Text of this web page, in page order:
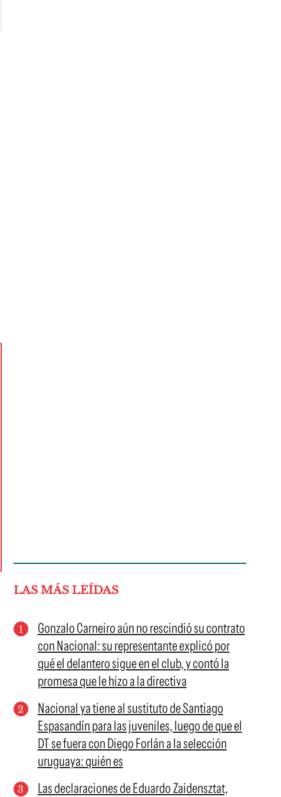
LAS MÁS LEÍDAS
Gonzalo Carneiro aún no rescindió su contrato
con Nacional: su representante explicó por
qué el delantero sigue en el club, y contó la
promesa que le hizo a la directiva
Nacional ya tiene al sustituto de Santiago
Espasandín para las juveniles, luego de que el
DT se fuera con Diego Forlán a la selección
uruguaya: quién es
Las declaraciones de Eduardo Zaidensztat,